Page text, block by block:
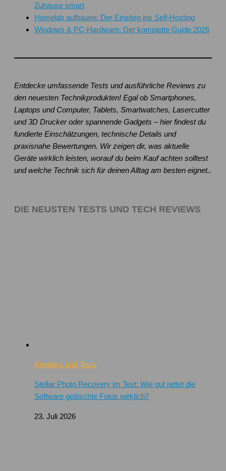
Zuhause smart
Homelab aufbauen: Der Einstieg ins Self-Hosting
Windows & PC-Hardware: Der komplette Guide 2026
Entdecke umfassende Tests und ausführliche Reviews zu
den neuesten Technikprodukten! Egal ob Smartphones,
Laptops und Computer, Tablets, Smartwatches, Lasercutter
und 3D Drucker oder spannende Gadgets – hier findest du
fundierte Einschätzungen, technische Details und
praxisnahe Bewertungen. Wir zeigen dir, was aktuelle
Geräte wirklich leisten, worauf du beim Kauf achten solltest
und welche Technik sich für deinen Alltag am besten eignet..
DIE NEUSTEN TESTS UND TECH REVIEWS
Reviews und Tests
Stellar Photo Recovery im Test: Wie gut rettet die
Software gelöschte Fotos wirklich?
23. Juli 2026